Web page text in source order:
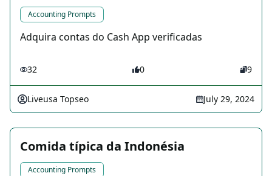
Accounting Prompts
Adquira contas do Cash App verificadas
32 0 9
Liveusa Topseo July 29, 2024
Comida típica da Indonésia
Accounting Prompts